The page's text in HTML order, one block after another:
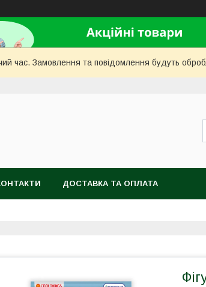
час. Замовлення та повідомлення будуть
ДОСТАВКА ТА ОПЛАТА